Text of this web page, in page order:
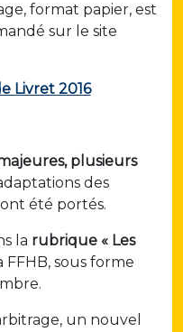
format papier, est
sur le site
Livret 2016
plusieurs
des
été portés.
la rubrique « Les
FFHB, sous forme
un nouvel